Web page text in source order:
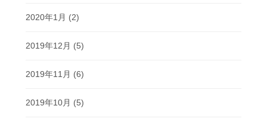
2020年1月 (2)
2019年12月 (5)
2019年11月 (6)
2019年10月 (5)